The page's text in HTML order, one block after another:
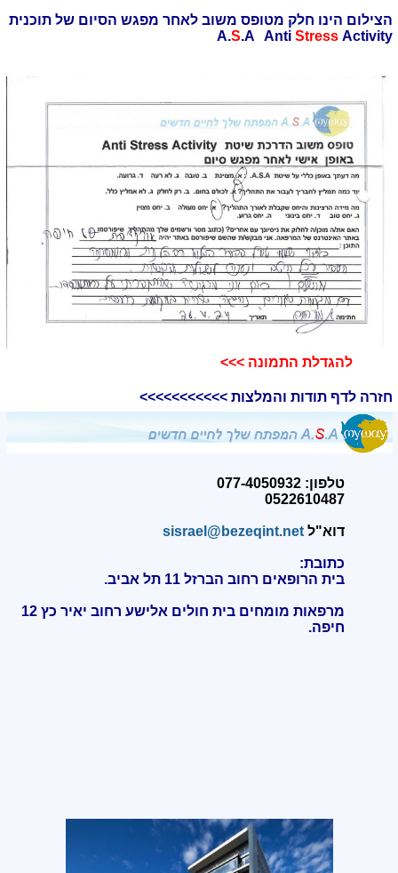
הצילום הינו חלק מטופס משוב לאחר מפגש הסיום של תוכנית
A.S.A Anti StressActivity
חזרה לדף תודות והמלצות >>>>>>>>>>>
להגדלת התמונה >>>​
טלפון: 077-4050932
0522610487
דוא"לsisrael@bezeqint.net
כתובת:
בית הרופאים רחוב הברזל 11 תל אביב.
מרפאות מומחים בית חולים אלישע רחוב יאיר כץ 12
חיפה.